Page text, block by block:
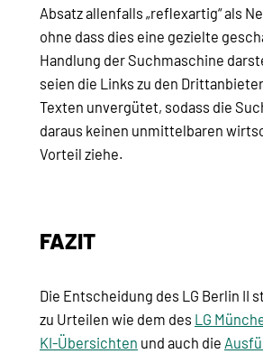
Absatz allenfalls „reflexartig“ als
ohne dass dies eine gezielte
Handlung der Suchmaschine
seien die Links zu den
Texten unvergütet, sodass die
daraus keinen unmittelbaren
Vorteil ziehe.
FAZIT
Die Entscheidung des LG Berlin II
zu Urteilen wie dem des LG
KI-Übersichten und auch die